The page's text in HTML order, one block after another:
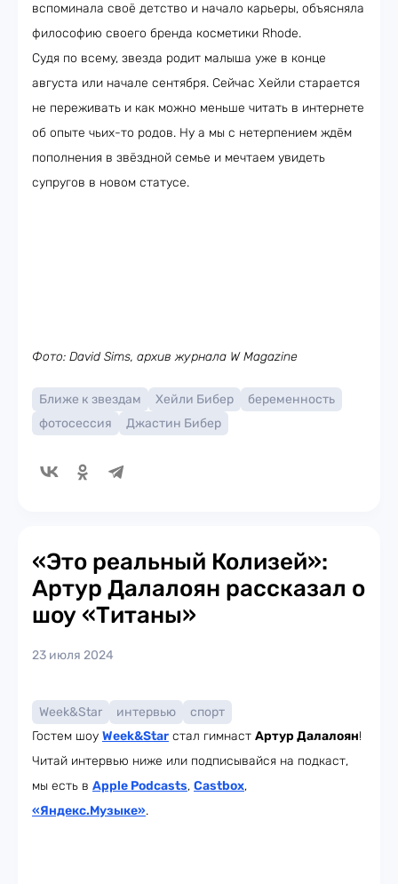
вспоминала своё детство и начало карьеры, объясняла
философию своего бренда косметики Rhode.
Судя по всему, звезда родит малыша уже в конце
августа или начале сентября. Сейчас Хейли старается
не переживать и как можно меньше читать в интернете
об опыте чьих-то родов. Ну а мы с нетерпением ждём
пополнения в звёздной семье и мечтаем увидеть
супругов в новом статусе.
Фото: David Sims, архив журнала W Magazine
Ближе к звездам Хейли Бибер
беременность
фотосессия
Джастин Бибер
«Это реальный Колизей»:
Артур Далалоян рассказал о
шоу «Титаны»
23 июля 2024
Week&Star интервью
спорт
Гостем шоу Week&Star стал гимнаст Артур Далалоян!
Читай интервью ниже или подписывайся на подкаст,
мы есть в Apple Podcasts, Castbox,
«Яндекс.Музыке».